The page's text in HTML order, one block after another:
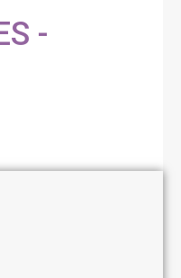
-